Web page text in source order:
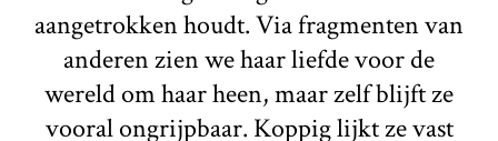
aangetrokken houdt. Via fragmenten van
anderen zien we haar liefde voor de
wereld om haar heen, maar zelf blijft ze
vooral ongrijpbaar. Koppig lijkt ze vast